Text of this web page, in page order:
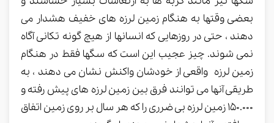
بعضی وقتها به هنگام زمین لرزه های خفیف هشدار می
دهند ، حتی در روزهایی که انسانها از هیچ گونه تکانی آگاه
نمی شوند. چیز عجیب این است که سگها فقط در هنگام
زمین لرزه واقعی از خودشان واکنش نشان می دهند ، به
طریقی آنها می توانند فرق بین زمین لرزه های پیش رفته و
150.000 زمین لرزه بی ضرری را که هر سال بر روی زمین اتفاق